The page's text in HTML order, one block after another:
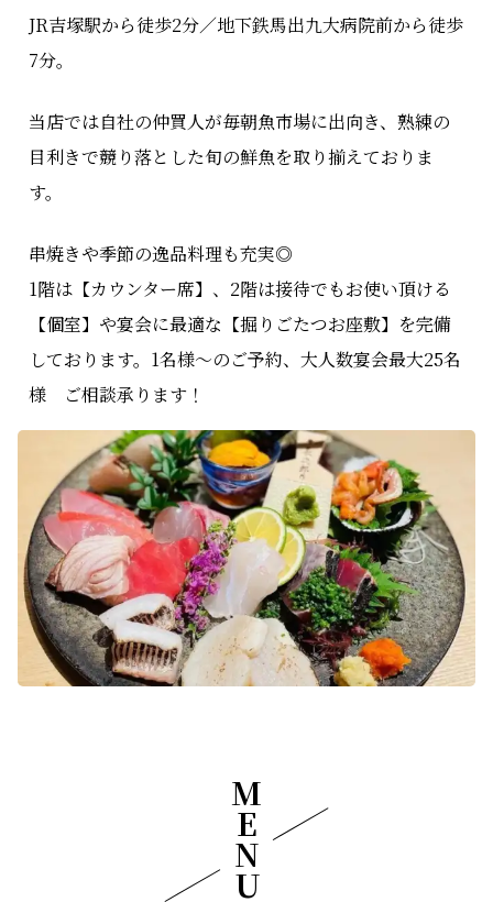
JR吉塚駅から徒歩2分／地下鉄馬出九大病院前から徒歩
7分。
当店では自社の仲買人が毎朝魚市場に出向き、熟練の
目利きで競り落とした旬の鮮魚を取り揃えておりま
す。
串焼きや季節の逸品料理も充実◎
1階は【カウンター席】、2階は接待でもお使い頂ける
【個室】や宴会に最適な【掘りごたつお座敷】を完備
しております。1名様～のご予約、大人数宴会最大25名
様 ご相談承ります！
MENU